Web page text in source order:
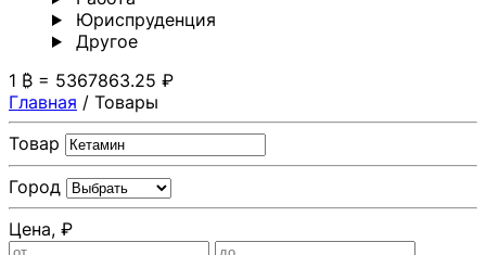
Юриспруденция
Другoе
1 ₿ = 5367863.25 ₽
Главная / Товары
Товар
Город
Цена, ₽